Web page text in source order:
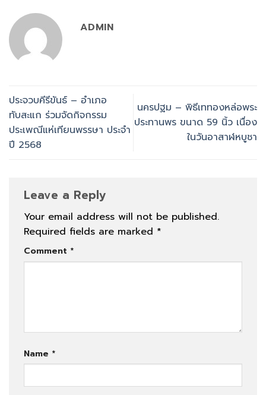
ADMIN
ประจวบคีรีขันธ์ – อำเภอ
ทับสะแก ร่วมจัดกิจกรรม
ประเพณีแห่เทียนพรรษา ประจำ
ปี 2568
นครปฐม – พิธีเททองหล่อพระ
ประทานพร ขนาด 59 นิ้ว เนื่อง
ในวันอาสาฬหบูชา
Leave a Reply
Your email address will not be published.
Required fields are marked *
Comment *
Name *